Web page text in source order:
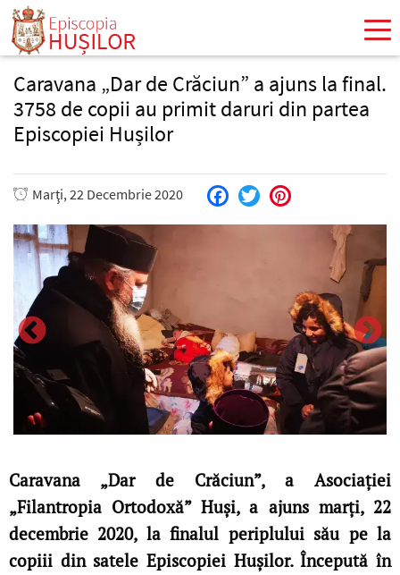
Mergi
conţinutul
principal
Caravana „Dar de Crăciun” a ajuns la final.
3758 de copii au primit daruri din partea
Episcopiei Hușilor
Marţi, 22 Decembrie 2020 Facebook
Twitter
Caravana „Dar de Crăciun”, a Asociației
„Filantropia Ortodoxă” Huși, a ajuns marți, 22
decembrie 2020, la finalul periplului său pe la
copiii din satele Episcopiei Hușilor. Începută în